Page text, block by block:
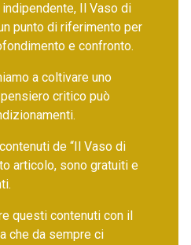
Il Vaso di
punto di riferimento per
e confronto.
a coltivare uno
critico può
de “Il Vaso di
articolo, sono gratuiti e
questi contenuti con il
che da sempre ci